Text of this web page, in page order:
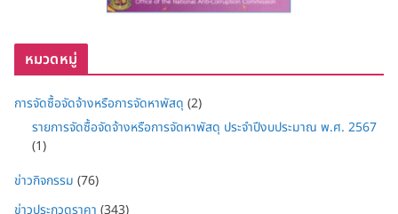
หมวดหมู่
การจัดซื้อจัดจ้างหรือการจัดหาพัสดุ (2)
รายการจัดซื้อจัดจ้างหรือการจัดหาพัสดุ ประจำปีงบประมาณ พ.ศ. 2567
(1)
ข่าวกิจกรรม (76)
ข่าวประกวดราคา (343)